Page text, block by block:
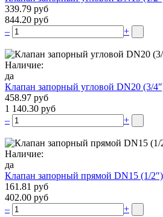
339.79 руб
844.20 руб
–
+
Наличие:
да
Клапан запорный угловой DN20 (3/
458.97 руб
1 140.30 руб
–
+
Наличие:
да
Клапан запорный прямой DN15 (1/
161.81 руб
402.00 руб
–
+